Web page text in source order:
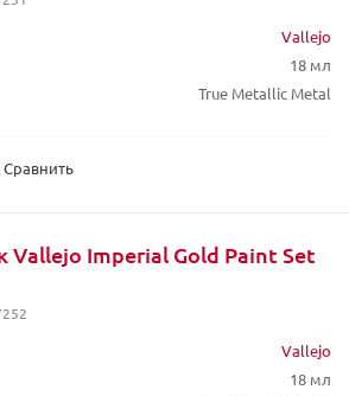
Vallejo
18 мл
True Metallic Metal
Сравнить
Vallejo Imperial Gold Paint Set
Vallejo
18 мл